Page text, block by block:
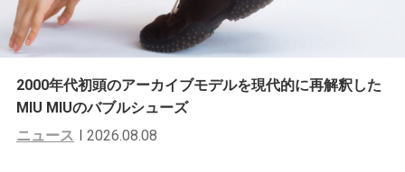
2000年代初頭のアーカイブモデルを現代的に再解釈した
MIU MIUのバブルシューズ
ニュース
2026.08.08